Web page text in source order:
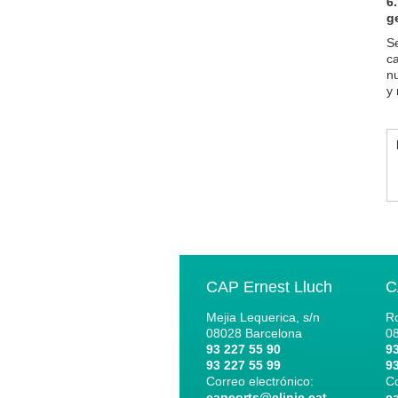
y
CAP Ernest Lluch
Mejia Lequerica, s/n
08028 Barcelona
93 227 55 90
93 227 55 99
Correo electrónico: